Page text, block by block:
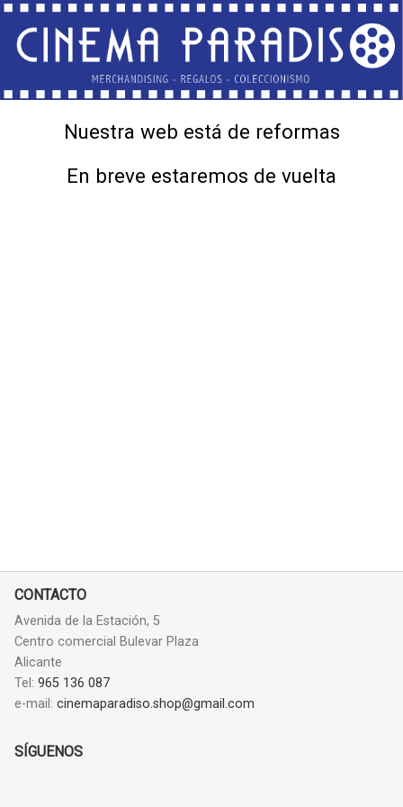
Nuestra web está de reformas
En breve estaremos de vuelta
CONTACTO
Avenida de la Estación, 5
Centro comercial Bulevar Plaza
Alicante
Tel: 965 136 087
e-mail: cinemaparadiso.shop@gmail.com
SÍGUENOS